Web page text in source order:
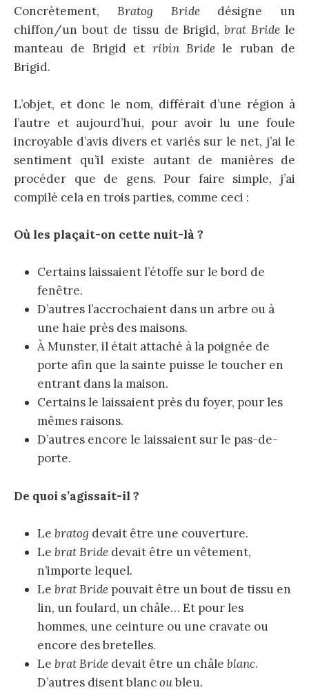
Concrètement, Bratog Bridedésigne un
chiffon/un bout de tissu de Brigid,brat Bride le
manteau de Brigid et ribín Bridele ruban de
Brigid.
L’objet, et donc le nom, différait d’une région à
l’autre et aujourd’hui, pour avoir lu une foule
incroyable d’avis divers et variés sur le net, j’ai le
sentiment qu’il existe autant de manières de
procéder que de gens. Pour faire simple, j’ai
compilé cela en trois parties, comme ceci :
Où les plaçait-on cette nuit-là ?
Certains laissaient l’étoffe sur le bord de
fenêtre.
D’autres l’accrochaient dans un arbre ou à
une haie près des maisons.
À Munster, il était attaché à la poignée de
porte afin que la sainte puisse le toucher en
entrant dans la maison.
Certains le laissaient près du foyer, pour les
mêmes raisons.
D’autres encore le laissaient sur le pas-de-
porte.
De quoi s’agissait-il ?
Le bratog devait être une couverture.
Le brat Bride devait être un vêtement,
n’importe lequel.
Le brat Bride pouvait être un bout de tissu en
lin, un foulard, un châle… Et pour les
hommes, une ceinture ou une cravate ou
encore des bretelles.
Le brat Bride devait être un châle blanc.
D’autres disent blancoubleu.